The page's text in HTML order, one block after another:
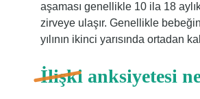
aşaması genellikle 10 ila 18
zirveye ulaşır. Genellikle
yılının ikinci yarısında ortadan
İlişki anksiyetesi